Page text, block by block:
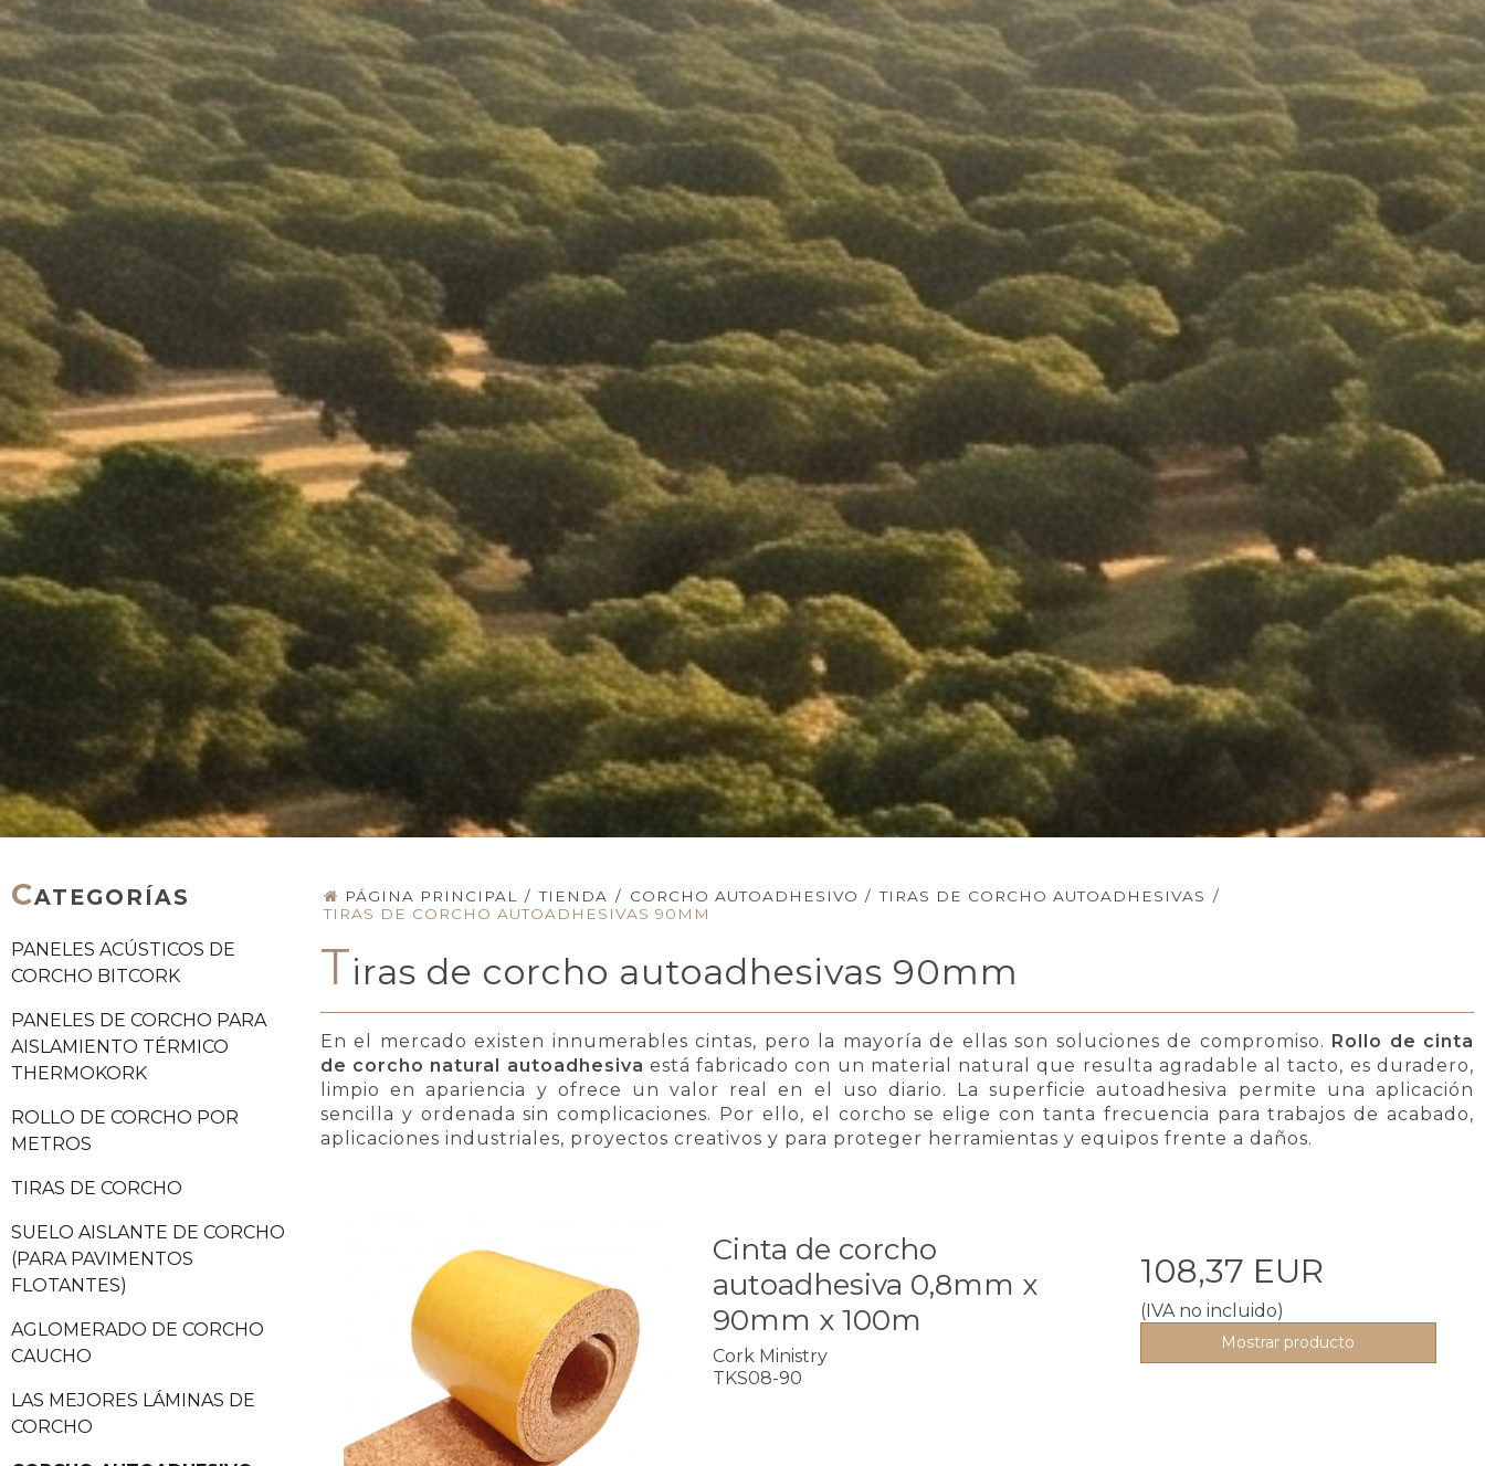
CATEGORÍAS
PANELES ACÚSTICOS DE
CORCHO BITCORK
PANELES DE CORCHO PARA
AISLAMIENTO TÉRMICO
THERMOKORK
ROLLO DE CORCHO POR
METROS
TIRAS DE CORCHO
SUELO AISLANTE DE CORCHO
(PARA PAVIMENTOS
FLOTANTES)
AGLOMERADO DE CORCHO
CAUCHO
LAS MEJORES LÁMINAS DE
CORCHO
PÁGINA PRINCIPAL / TIENDA / CORCHO AUTOADHESIVO / TIRAS DE CORCHO AUTOADHESIVAS /
TIRAS DE CORCHO AUTOADHESIVAS 90MM
Tiras de corcho autoadhesivas 90mm
En el mercado existen innumerables cintas, pero la mayoría de ellas son soluciones de compromiso. Rollo de cinta
de corcho natural autoadhesiva está fabricado con un material natural que resulta agradable al tacto, es duradero,
limpio en apariencia y ofrece un valor real en el uso diario. La superficie autoadhesiva permite una aplicación
sencilla y ordenada sin complicaciones. Por ello, el corcho se elige con tanta frecuencia para trabajos de acabado,
aplicaciones industriales, proyectos creativos y para proteger herramientas y equipos frente a daños.
Cinta de corcho
autoadhesiva 0,8mm x
90mm x 100m
Cork Ministry
TKS08-90
108,37 EUR
(IVA no incluido)
Mostrar producto